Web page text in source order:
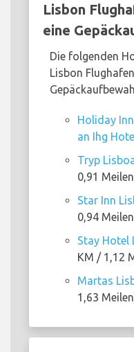
Lisbon
eine
Die folgenden
Lisbon
Holiday
an Ihg
Tryp
0,91
Star Inn
0,94
Stay Hotel
KM / 1,12
Martas
1,63